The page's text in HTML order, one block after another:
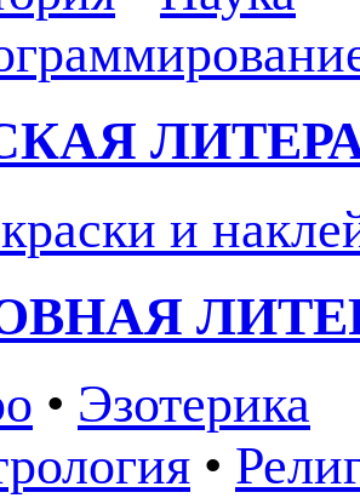
и
• Эзотерика
•